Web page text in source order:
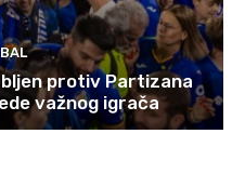
protiv Partizana
važnog igrača